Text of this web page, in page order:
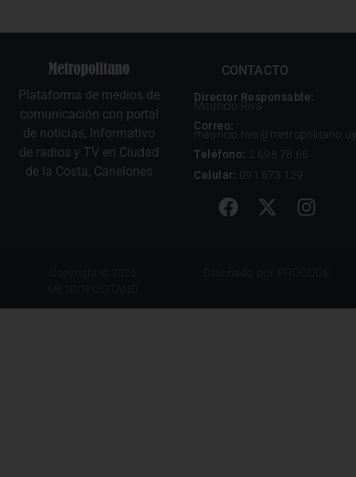
Plataforma de medios de
comunicación con portal
de noticias, Informativo
de radios y TV en Ciudad
de la Costa, Canelones
CONTACTO
Director Responsable:
Mauricio Riva
Correo:
mauricio.riva@metropolitano.uy
Teléfono: 2 698 78 66
Celular: 091 673 129